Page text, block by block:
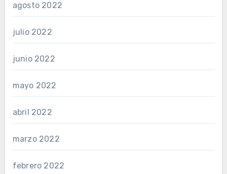
agosto 2022
julio 2022
junio 2022
mayo 2022
abril 2022
marzo 2022
febrero 2022